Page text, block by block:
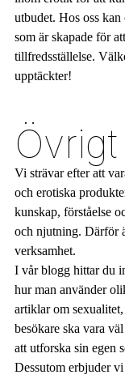
utbudet. Hos oss
som är skapade för
tillfredsställelse.
upptäckter!
Övrigt
Vi strävar efter att
och erotiska
kunskap, förståelse
och njutning. Därför
verksamhet.
I vår blogg hittar du
hur man använder
artiklar om
besökare ska vara
att utforska sin egen
Dessutom erbjuder